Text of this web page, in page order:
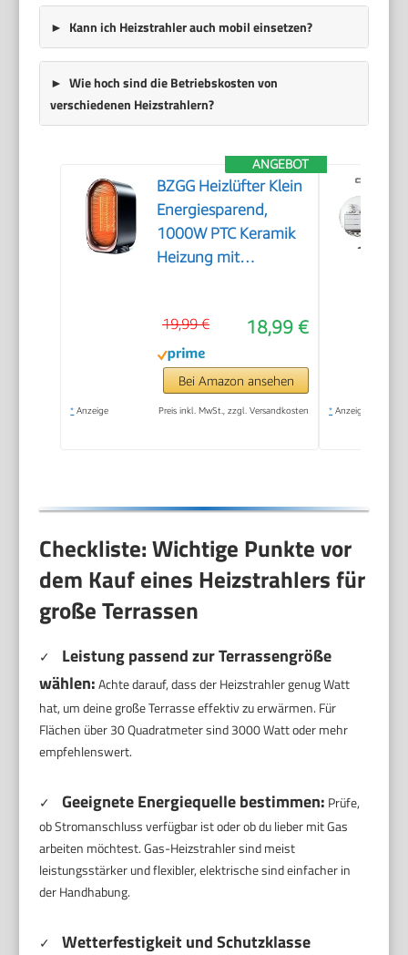
Kann ich Heizstrahler auch mobil einsetzen?
Wie hoch sind die Betriebskosten von
verschiedenen Heizstrahlern?
ANGEBOT
BZGG Heizlüfter Klein
Energiesparend,
1000W PTC Keramik
Heizung mit
Leise Elektroheizung
für Arbeitszimmer
Schlafzimmer,
Schwarz
18,99 €
19,99 €
Bei Amazon ansehen
* Anzeige Preis inkl. MwSt., zzgl. Versandkosten * Anzeige
Checkliste: Wichtige Punkte vor
dem Kauf eines Heizstrahlers für
große Terrassen
✓
Leistung passend zur Terrassengröße
wählen:Achte darauf, dass der Heizstrahler genug Watt
hat, um deine große Terrasse effektiv zu erwärmen. Für
Flächen über 30 Quadratmeter sind 3000 Watt oder mehr
empfehlenswert.
✓ Geeignete Energiequelle bestimmen: Prüfe,
ob Stromanschluss verfügbar ist oder ob du lieber mit Gas
arbeiten möchtest. Gas-Heizstrahler sind meist
leistungsstärker und flexibler, elektrische sind einfacher in
der Handhabung.
✓
Wetterfestigkeit und Schutzklasse